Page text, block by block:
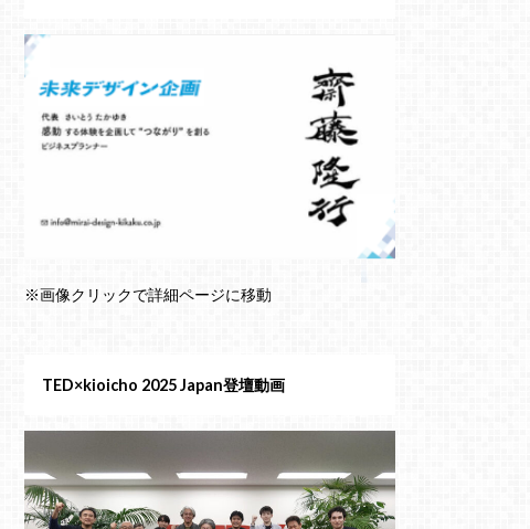
※画像クリックで詳細ページに移動
TED×kioicho 2025 Japan登壇動画